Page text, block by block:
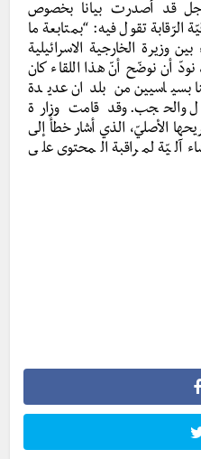
قد أصدرت بيانا بخصوص
تقول فيه: “بمتابعة ما
وزيرة الخارجية الاسرائيلية
أن نوضّح أنّ هذا اللقاء كان
بسياسيين من بلدان عديدة
والحجب. وقد قامت وزارة
الأصليّ، الذي أشار خطأً إلى
آليّة لمراقبة المحتوى على